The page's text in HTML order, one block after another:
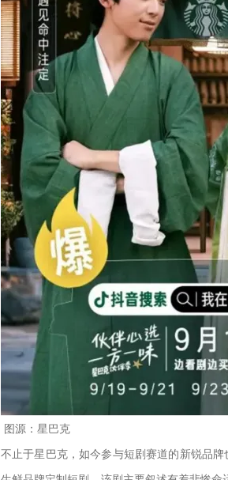
图源：星巴克
不止于星巴克，如今参与短剧赛道的新锐品